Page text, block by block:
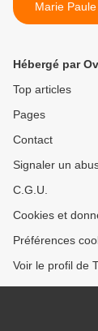
Marie
Hébergé par
Top articles
Pages
Contact
Signaler un
C.G.U.
Cookies et
Préférences
Voir le profil de